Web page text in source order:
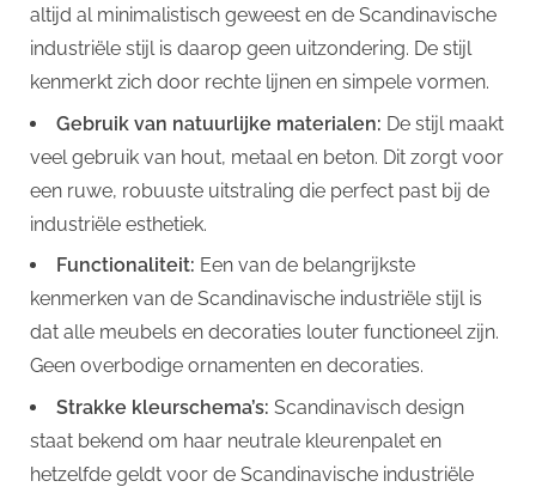
altijd al minimalistisch geweest en de Scandinavische
industriële stijl is daarop geen uitzondering. De stijl
kenmerkt zich door rechte lijnen en simpele vormen.
Gebruik van natuurlijke materialen: De stijl maakt
veel gebruik van hout, metaal en beton. Dit zorgt voor
een ruwe, robuuste uitstraling die perfect past bij de
industriële esthetiek.
Functionaliteit: Een van de belangrijkste
kenmerken van de Scandinavische industriële stijl is
dat alle meubels en decoraties louter functioneel zijn.
Geen overbodige ornamenten en decoraties.
Strakke kleurschema’s: Scandinavisch design
staat bekend om haar neutrale kleurenpalet en
hetzelfde geldt voor de Scandinavische industriële